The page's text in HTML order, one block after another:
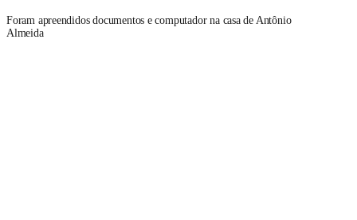
Foram apreendidos documentos e computador na casa de Antônio
Almeida